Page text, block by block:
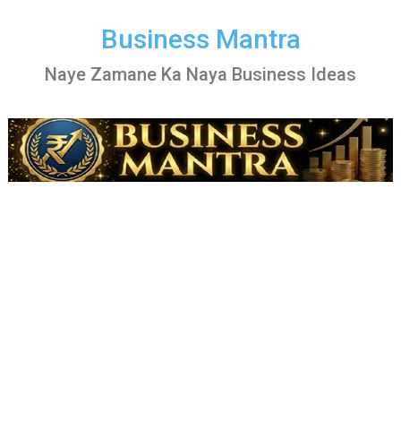
Business Mantra
Naye Zamane Ka Naya Business Ideas